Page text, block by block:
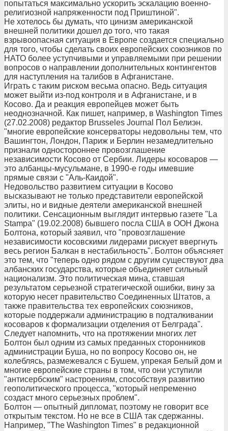
попытаться максимально ускорить эскалацию военно-
религиозной напряженности под Приштиной".
Не хотелось бы думать, что цинизм американской
внешней политики дошел до того, что такая
взрывоопасная ситуация в Европе создается специально
для того, чтобы сделать своих европейских союзников по
НАТО более уступчивыми и управляемыми при решении
вопросов о направлении дополнительных контингентов
для наступления на талибов в Афганистане.
Играть с таким риском весьма опасно. Ведь ситуация
может выйти из-под контроля и в Афганистане, и в
Косово. Да и реакция европейцев может быть
неоднозначной. Как пишет, например, в Washington Times
(27.02.2008) редактор Brusseles Journal Пол Белиэн.
"многие европейские консерваторы недовольны тем, что
Вашингтон, Лондон, Париж и Берлин незамедлительно
признали одностороннее провозглашение
независимости Косово от Сербии. Лидеры косоваров —
это албанцы-мусульмане, в 1990-е годы имевшие
прямые связи с "Аль-Каидой".
Недовольство развитием ситуации в Косово
высказывают не только представители европейской
элиты, но и видные деятели американской внешней
политики. Сенсационным выглядит интервью газете "La
Stampa" (19.02.2008) бывшего посла США в ООН Джона
Болтона, который заявил, что "провозглашение
независимости косовскими лидерами рискует ввергнуть
весь регион Балкан в нестабильность". Болтон объясняет
это тем, что "теперь одно рядом с другим существуют два
албанских государства, которые объединяет сильный
национализм. Это политическая мина, ставшая
результатом серьезной стратегической ошибки, вину за
которую несет правительство Соединенных Штатов, а
также правительства тех европейских союзников,
которые поддержали администрацию в подталкивании
косоваров к формализации отделения от Белграда".
Следует напомнить, что на протяжении многих лет
Болтон был одним из самых преданных сторонников
администрации Буша, но по вопросу Косово он, не
колеблясь, размежевался с Бушем, упрекая Белый дом и
многие европейские страны в том, что они уступили
"антисербским" настроениям, способствуя развитию
геополитического процесса, "который непременно
создаст много серьезных проблем".
Болтон — опытный дипломат, поэтому не говорит все
открытым текстом. Но не все в США так сдержанны.
Например, "The Washington Times" в редакционной